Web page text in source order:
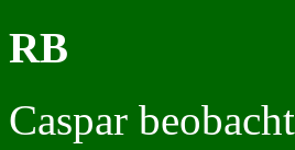
RB
Caspar